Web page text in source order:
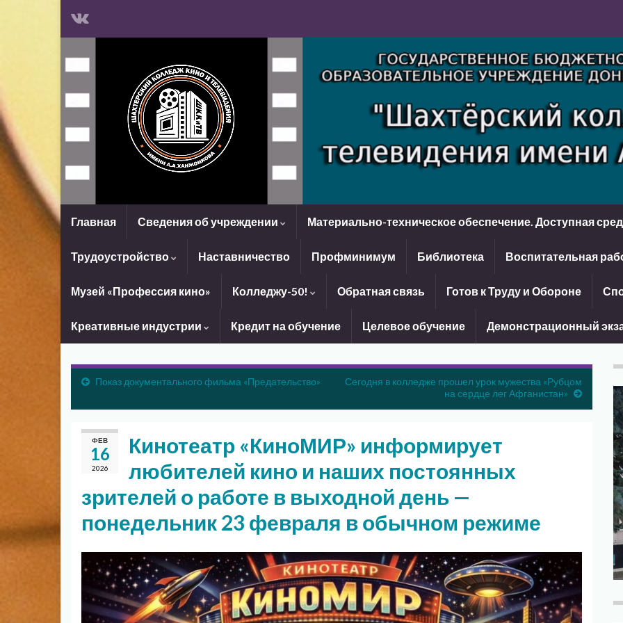
Главная Сведения об учреждении Материально-техническое обеспечение. Доступная
Трудоустройство Наставничество Профминимум Библиотека Воспитательная
Музей «Профессия кино» Колледжу-50! Обратная связь Готов к Труду и Обороне
Креативные индустрии Кредит на обучение Целевое обучение Демонстрационный
Показ документального фильма «Предательство»
Сегодня в колледже прошел урок мужества «Рубцом
на сердце лег Афганистан»
ФЕВ
16
2026
Кинотеатр «КиноМИР» информирует
любителей кино и наших постоянных
зрителей о работе в выходной день —
понедельник 23 февраля в обычном режиме